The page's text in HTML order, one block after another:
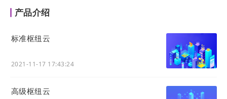
产品介绍
标准枢纽云
2021-11-17 17:43:24
高级枢纽云